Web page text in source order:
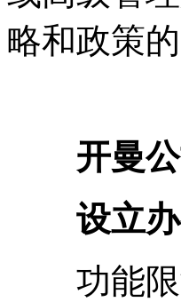
略和政策的
开曼公
设立办
功能限